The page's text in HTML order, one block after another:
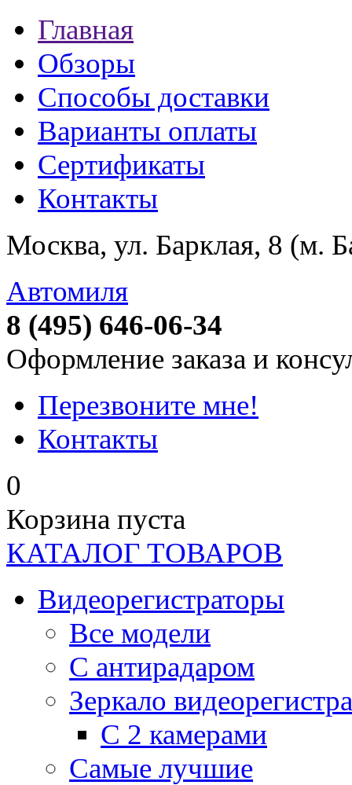
Главная
Обзоры
Способы доставки
Варианты оплаты
Сертификаты
Контакты
Москва, ул. Барклая, 8 (м.
Автомиля
8 (495) 646-06-34
Оформление заказа и
Перезвоните мне!
Контакты
0
Корзина пуста
КАТАЛОГ ТОВАРОВ
Видеорегистраторы
Все модели
C антирадаром
Зеркало
С 2 камерами
Самые лучшие